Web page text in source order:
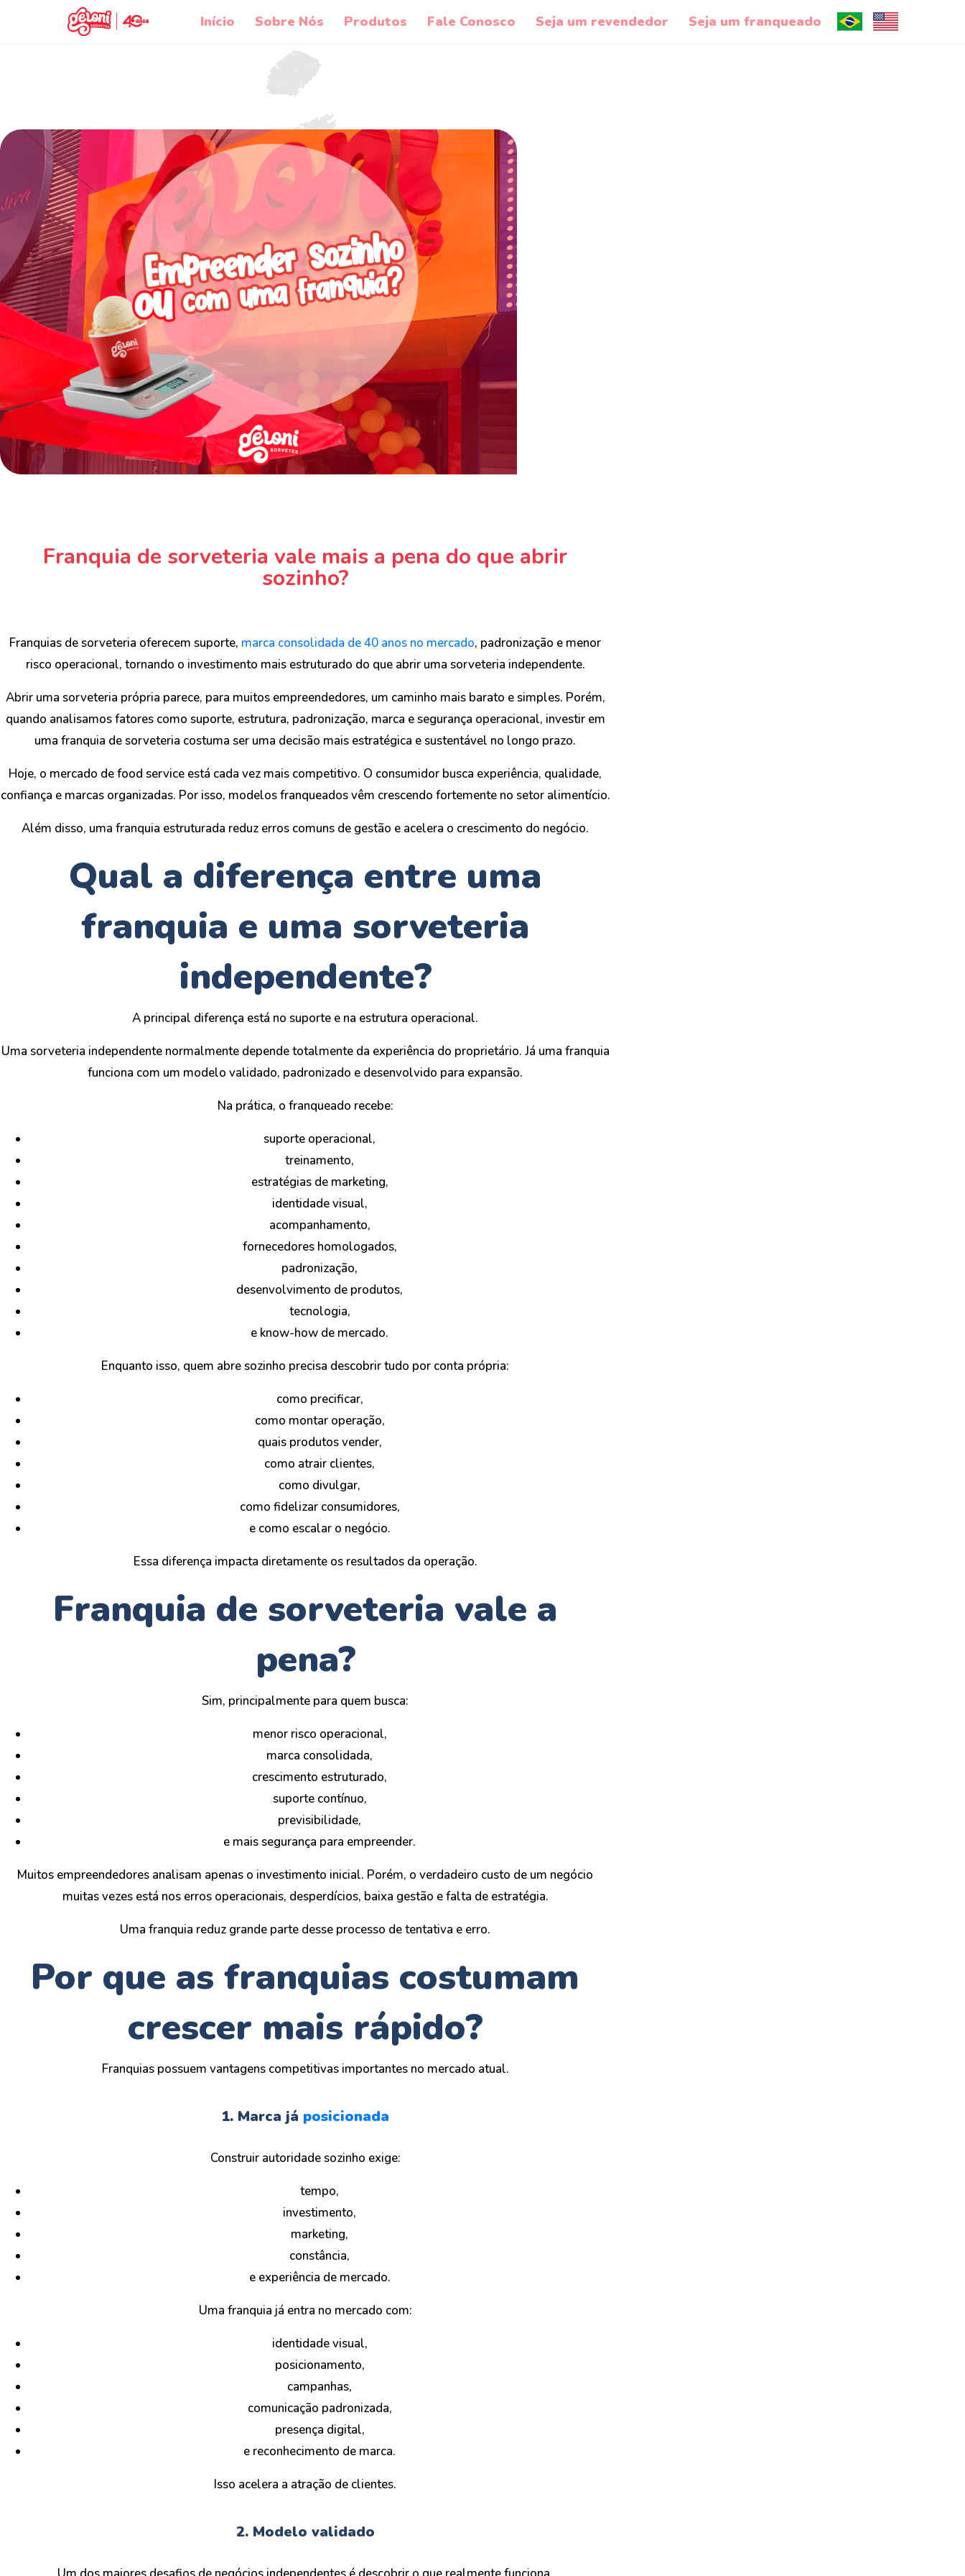
Início Sobre Nós Produtos Fale Conosco Seja um revendedor Seja um franqueado
Franquia de sorveteria vale mais a pena do que abrir
sozinho?
Franquias de sorveteria oferecem suporte, marca consolidada de 40 anos no mercado, padronização e menor
risco operacional, tornando o investimento mais estruturado do que abrir uma sorveteria independente.
Abrir uma sorveteria própria parece, para muitos empreendedores, um caminho mais barato e simples. Porém,
quando analisamos fatores como suporte, estrutura, padronização, marca e segurança operacional, investir em
uma franquia de sorveteria costuma ser uma decisão mais estratégica e sustentável no longo prazo.
Hoje, o mercado de food service está cada vez mais competitivo. O consumidor busca experiência, qualidade,
confiança e marcas organizadas. Por isso, modelos franqueados vêm crescendo fortemente no setor alimentício.
Além disso, uma franquia estruturada reduz erros comuns de gestão e acelera o crescimento do negócio.
Qual a diferença entre uma
franquia e uma sorveteria
independente?
A principal diferença está no suporte e na estrutura operacional.
Uma sorveteria independente normalmente depende totalmente da experiência do proprietário. Já uma franquia
funciona com um modelo validado, padronizado e desenvolvido para expansão.
Na prática, o franqueado recebe:
suporte operacional,
treinamento,
estratégias de marketing,
identidade visual,
acompanhamento,
fornecedores homologados,
padronização,
desenvolvimento de produtos,
tecnologia,
e know-how de mercado.
Enquanto isso, quem abre sozinho precisa descobrir tudo por conta própria:
como precificar,
como montar operação,
quais produtos vender,
como atrair clientes,
como divulgar,
como fidelizar consumidores,
e como escalar o negócio.
Essa diferença impacta diretamente os resultados da operação.
Franquia de sorveteria vale a
pena?
Sim, principalmente para quem busca:
menor risco operacional,
marca consolidada,
crescimento estruturado,
suporte contínuo,
previsibilidade,
e mais segurança para empreender.
Muitos empreendedores analisam apenas o investimento inicial. Porém, o verdadeiro custo de um negócio
muitas vezes está nos erros operacionais, desperdícios, baixa gestão e falta de estratégia.
Uma franquia reduz grande parte desse processo de tentativa e erro.
Por que as franquias costumam
crescer mais rápido?
Franquias possuem vantagens competitivas importantes no mercado atual.
1. Marca já posicionada
Construir autoridade sozinho exige:
tempo,
investimento,
marketing,
constância,
e experiência de mercado.
Uma franquia já entra no mercado com:
identidade visual,
posicionamento,
campanhas,
comunicação padronizada,
presença digital,
e reconhecimento de marca.
Isso acelera a atração de clientes.
2. Modelo validado